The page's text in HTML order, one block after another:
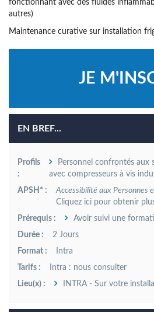
fonctionnant avec des fluides
autres)
Maintenance curative sur installation
EN BREF...
Profils
:
Personnel confrontés aux
avec compresseurs à vis
APSH* :
Accessibilité aux Personnes
Cliquez ici pour obtenir
Prérequis :
Avoir suivi une
Durée :
2 Jours
Format :
Intra
Tarifs :
Intra : nous consulter
Lieu(x) :
INTRA - Sur votre